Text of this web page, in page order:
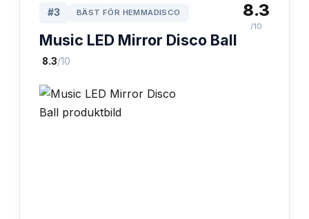
#3 BÄST FÖR HEMMADISCO
Music LED Mirror Disco Ball
·8.3/10
8.3
/10